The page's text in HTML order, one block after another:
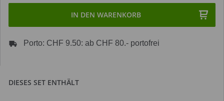
IN DEN WARENKORB
Porto: CHF 9.50: ab CHF 80.- portofrei
DIESES SET ENTHÄLT